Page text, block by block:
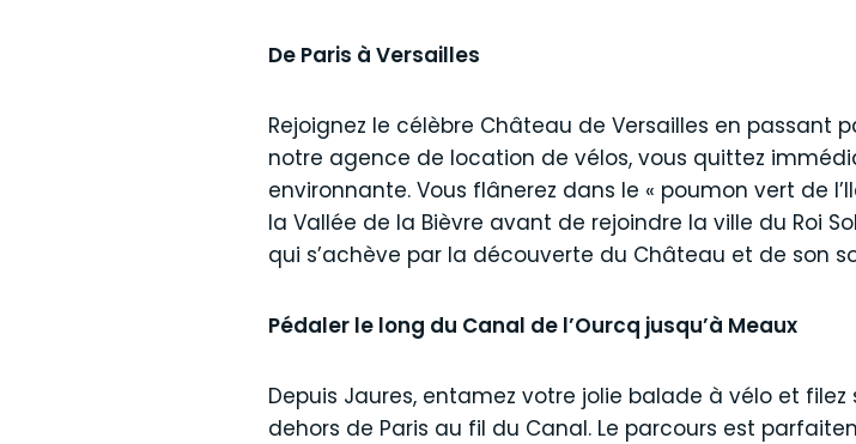
De Paris à Versailles
Rejoignez le célèbre Château de Versailles en passant
notre agence de location de vélos, vous quittez
environnante. Vous flânerez dans le « poumon vert de
la Vallée de la Bièvre avant de rejoindre la ville du Roi
qui s’achève par la découverte du Château et de son
Pédaler le long du Canal de l’Ourcq jusqu’à Meaux
Depuis Jaures, entamez votre jolie balade à vélo et
dehors de Paris au fil du Canal. Le parcours est